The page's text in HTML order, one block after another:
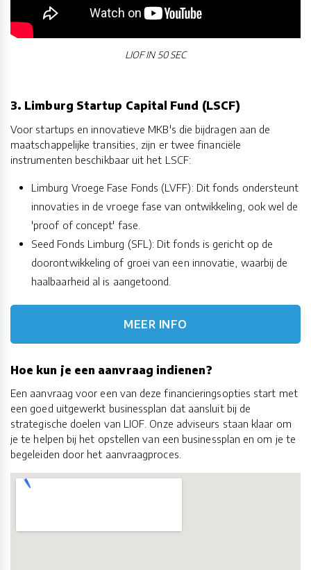
LIOF IN 50 SEC
3. Limburg Startup Capital Fund (LSCF)
Voor startups en innovatieve MKB's die bijdragen aan de
maatschappelijke transities, zijn er twee financiële
instrumenten beschikbaar uit het LSCF:
Limburg Vroege Fase Fonds (LVFF): Dit fonds ondersteunt
innovaties in de vroege fase van ontwikkeling, ook wel de
'proof of concept' fase.
Seed Fonds Limburg (SFL): Dit fonds is gericht op de
doorontwikkeling of groei van een innovatie, waarbij de
haalbaarheid al is aangetoond.
MEER INFO
Hoe kun je een aanvraag indienen?
Een aanvraag voor een van deze financieringsopties start met
een goed uitgewerkt businessplan dat aansluit bij de
strategische doelen van LIOF. Onze adviseurs staan klaar om
je te helpen bij het opstellen van een businessplan en om je te
begeleiden door het aanvraagproces.